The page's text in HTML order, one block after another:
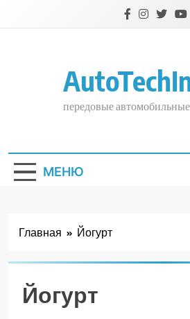
передовые
МЕНЮ
Главная Йогурт
Йогурт